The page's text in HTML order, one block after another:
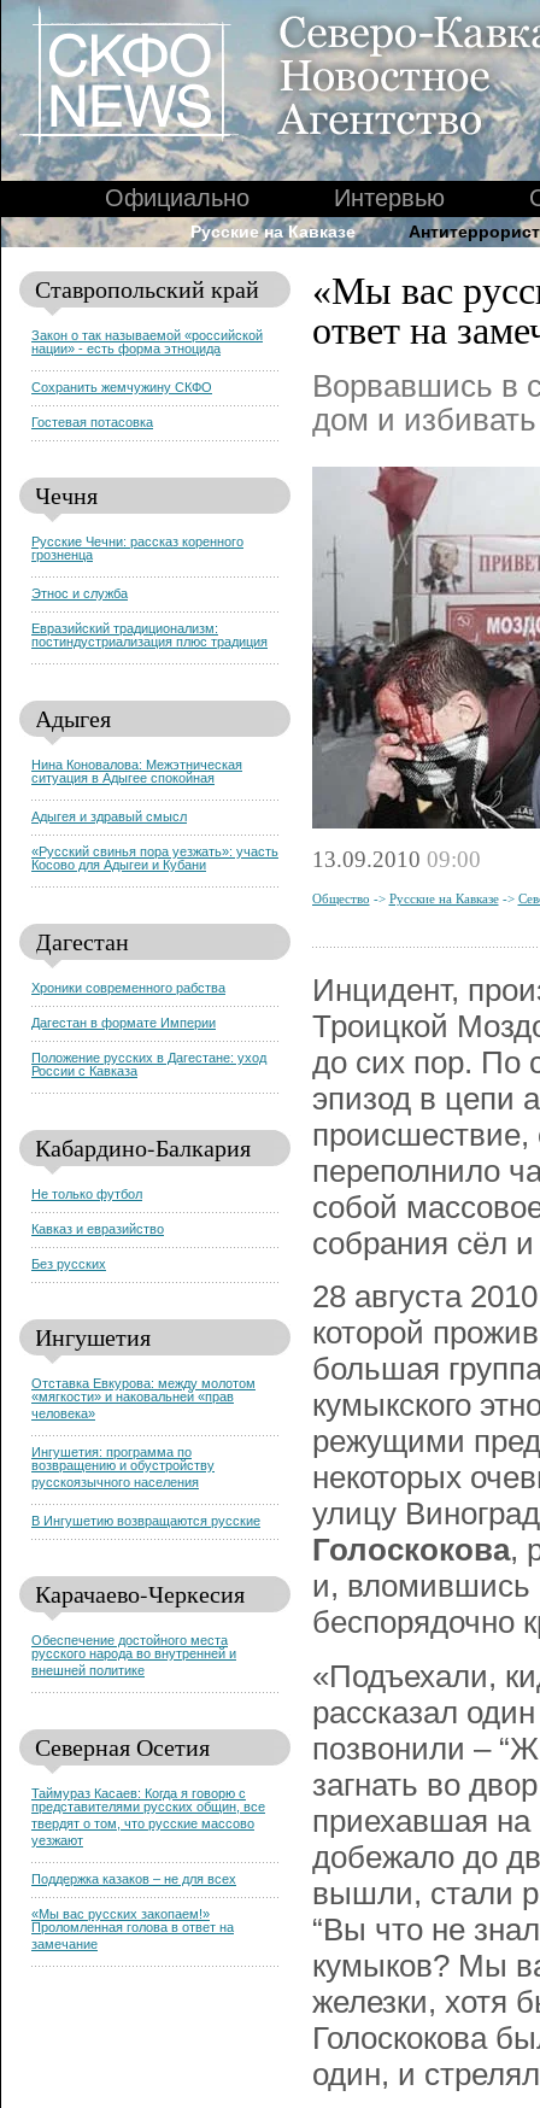
Официально Интервью
Русские на Кавказе
Ставропольский край
Закон о так называемой «российской
нации» - есть форма этноцида
Сохранить жемчужину СКФО
Гостевая потасовка
Чечня
Русские Чечни: рассказ коренного
грозненца
Этнос и служба
Евразийский традиционализм:
постиндустриализация плюс традиция
Адыгея
Нина Коновалова: Межэтническая
ситуация в Адыгее спокойная
Адыгея и здравый смысл
«Русский свинья пора уезжать»: участь
Косово для Адыгеи и Кубани
Дагестан
Хроники современного рабства
Дагестан в формате Империи
Положение русских в Дагестане: уход
России с Кавказа
Кабардино-Балкария
Не только футбол
Кавказ и евразийство
Без русских
Ингушетия
Отставка Евкурова: между молотом
«мягкости» и наковальней «прав
человека»
Ингушетия: программа по
возвращению и обустройству
русскоязычного населения
В Ингушетию возвращаются русские
Карачаево-Черкесия
Обеспечение достойного места
русского народа во внутренней и
внешней политике
Северная Осетия
Таймураз Касаев: Когда я говорю с
представителями русских общин, все
твердят о том, что русские массово
уезжают
Поддержка казаков – не для всех
«Мы вас русских закопаем!»
Проломленная голова в ответ на
замечание
«Мы вас
ответ на
Ворвавшись в
дом и
13.09.2010 09:00
Общество -> Русские на Кавказе ->
Инцидент,
Троицкой
до сих пор. По
эпизод в цепи
происшествие,
переполнило
собой
собрания сёл
28 августа
которой
большая
кумыкского
режущими
некоторых
улицу
Голоскокова,
и, вломившись
беспорядочно
«Подъехали,
рассказал
позвонили –
загнать во
приехавшая на
добежало до
вышли, стали
“Вы что не
кумыков? Мы
железки, хотя
Голоскокова
один, и